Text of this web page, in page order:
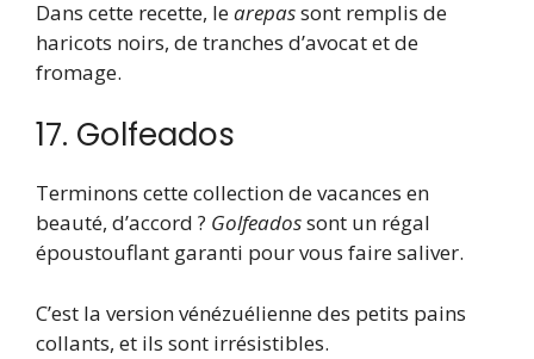
Dans cette recette, learepassont remplis de
haricots noirs, de tranches d’avocat et de
fromage.
17. Golfeados
Terminons cette collection de vacances en
beauté, d’accord ? Golfeadossont un régal
époustouflant garanti pour vous faire saliver.
C’est la version vénézuélienne des petits pains
collants, et ils sont irrésistibles.